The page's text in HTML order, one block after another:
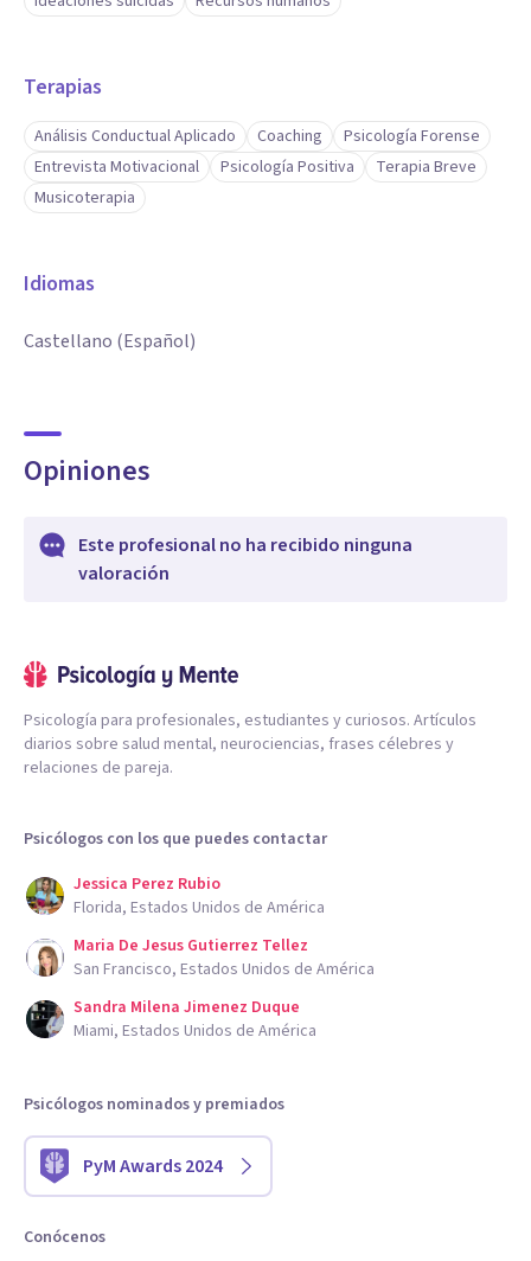
Terapias
Análisis Conductual Aplicado Coaching
Psicología Forense
Entrevista Motivacional
Psicología Positiva
Terapia Breve
Musicoterapia
Idiomas
Castellano (Español)
Opiniones
Este profesional no ha recibido ninguna
valoración
Psicología para profesionales, estudiantes y curiosos. Artículos
diarios sobre salud mental, neurociencias, frases célebres y
relaciones de pareja.
Psicólogos con los que puedes contactar
Jessica Perez Rubio
Florida, Estados Unidos de América
Maria De Jesus Gutierrez Tellez
San Francisco, Estados Unidos de América
Sandra Milena Jimenez Duque
Miami, Estados Unidos de América
Psicólogos nominados y premiados
PyM Awards 2024
Conócenos